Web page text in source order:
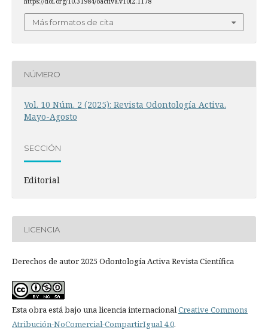
Más formatos de cita
NÚMERO
Vol. 10 Núm. 2 (2025): Revista Odontología Activa.
Mayo-Agosto
SECCIÓN
Editorial
LICENCIA
Derechos de autor 2025 Odontología Activa Revista Científica
Esta obra está bajo una licencia internacional Creative Commons
Atribución-NoComercial-CompartirIgual 4.0.